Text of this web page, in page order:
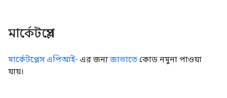
মার্কেটপ্লেস
মার্কেটপ্লেস এপিআই- এর জন্যজাভাতে কোড নমুনা পাওয়া
যায়।